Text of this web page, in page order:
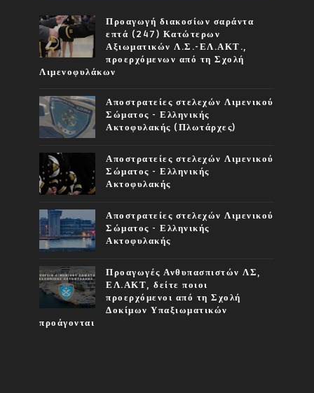
Προαγωγή διακοσίων σαράντα
επτά (247) Κατώτερων
Αξιωματικών Λ.Σ.-ΕΛ.ΑΚΤ.,
προερχόμενων από τη Σχολή
Λιμενοφυλάκων
Αποστρατείες στελεχών Λιμενικού
Σώματος - Ελληνικής
Ακτοφυλακής (Πλωτάρχες)
Αποστρατείες στελεχών Λιμενικού
Σώματος - Ελληνικής
Ακτοφυλακής
Αποστρατείες στελεχών Λιμενικού
Σώματος - Ελληνικής
Ακτοφυλακής
Προαγωγές Ανθυπασπιστών ΛΣ,
ΕΛ.ΑΚΤ, δείτε ποιοι
προερχόμενοι από τη Σχολή
Δοκίμων Υπαξιωματικών
προάγονται